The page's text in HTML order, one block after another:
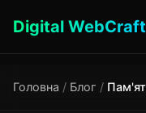
Digital WebCraft
Головна / Блог /